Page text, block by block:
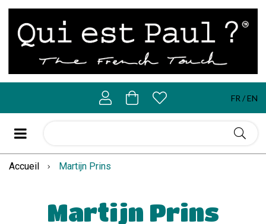
FR EN
Accueil Martijn Prins
Martijn Prins